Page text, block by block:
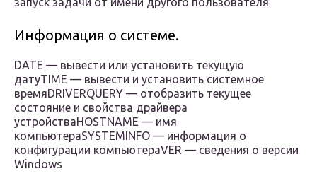
Информация о системе.
DATE — вывести или установить текущую
датуTIME — вывести и установить системное
времяDRIVERQUERY — отобразить текущее
состояние и свойства драйвера
устройстваHOSTNAME — имя
компьютераSYSTEMINFO — информация о
конфигурации компьютераVER — сведения о версии
Windows